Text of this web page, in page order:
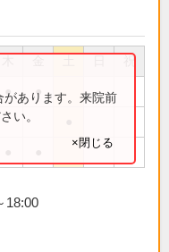
祝
● ●
あります。来院前
い。
×閉じる
18:00